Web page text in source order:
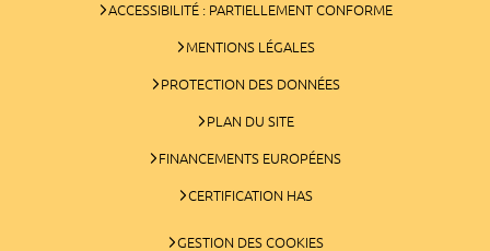
ACCESSIBILITÉ : PARTIELLEMENT CONFORME
MENTIONS LÉGALES
PROTECTION DES DONNÉES
PLAN DU SITE
FINANCEMENTS EUROPÉENS
CERTIFICATION HAS
GESTION DES COOKIES